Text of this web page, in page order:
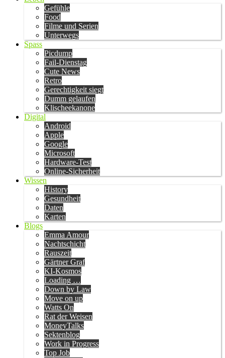
Gefühle
Food
Filme und Serien
Unterwegs
Spass
Picdump
Fail-Dienstag
Cute News
Retro
Gerechtigkeit siegt
Dumm gelaufen
Klischeekanone
Digital
Android
Apple
Google
Microsoft
Hardware-Test
Online-Sicherheit
Wissen
History
Gesundheit
Daten
Karten
Blogs
Emma Amour
Nachtschicht
Rauszeit
Gärtner Graf
KI-Kosmos
Loading …
Down by Law
Move on up
Watts On
Rat der Weisen
MoneyTalks
Sektenblog
Work in Progress
Top Job